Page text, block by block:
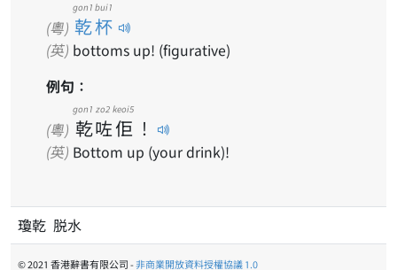
(粵) 乾杯
gon1 bui1
(英) bottoms up! (figurative)
例句：
(粵) 乾
gon1
咗
zo2
佢
keoi5
！
(英) Bottom up (your drink)!
瓊乾 脱水
© 2021 香港辭書有限公司 -非商業開放資料授權協議 1.0